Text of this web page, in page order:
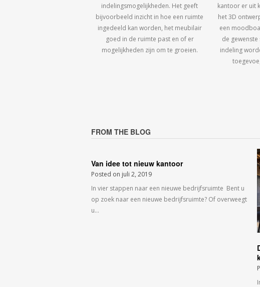
indelingsmogelijkheden. Het geeft
bijvoorbeeld inzicht in hoe een ruimte
ingedeeld kan worden, het meubilair
goed in de ruimte past en of er
mogelijkheden zijn om te groeien.
kantoor er uit
het 3D
een
de
indeling
FROM THE BLOG
Van idee tot nieuw kantoor
Posted on juli 2, 2019
In vier stappen naar een nieuwe bedrijfsruimte Bent u
op zoek naar een nieuwe bedrijfsruimte? Of overweegt
u…